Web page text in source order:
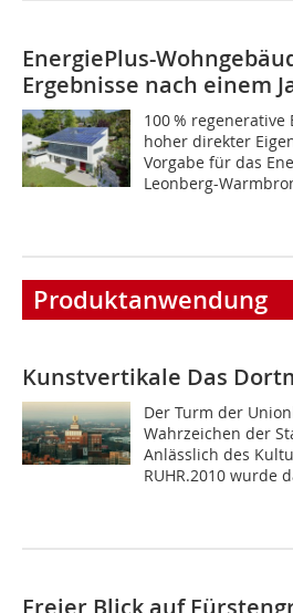
EnergiePlus-
Ergebnisse nach einem
100 %
hoher direkter
Vorgabe für das
Leonberg-
Produktanwendung
Kunstvertikale Das
Der Turm der
Wahrzeichen der
Anlässlich des
RUHR.2010 wurde
Freier Blick auf